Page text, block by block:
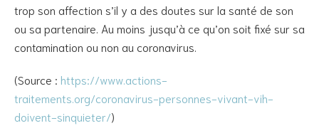
trop son affection s’il y a des doutes sur la santé de son
ou sa partenaire. Au moins jusqu’à ce qu’on soit fixé sur sa
contamination ou non au coronavirus.
(Source : https://www.actions-
traitements.org/coronavirus-personnes-vivant-vih-
doivent-sinquieter/)